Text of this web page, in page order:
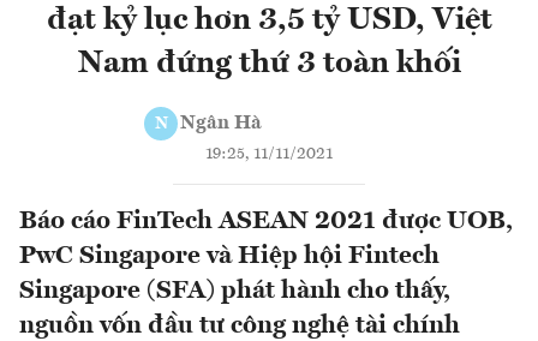
đạt kỷ lục hơn 3,5 tỷ USD, Việt
Nam đứng thứ 3 toàn khối
N Ngân Hà
19:25, 11/11/2021
Báo cáo FinTech ASEAN 2021 được UOB,
PwC Singapore và Hiệp hội Fintech
Singapore (SFA) phát hành cho thấy,
nguồn vốn đầu tư công nghệ tài chính